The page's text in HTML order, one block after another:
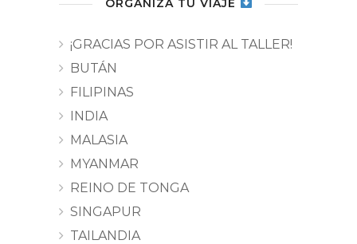
ORGANIZA TU VIAJE
¡GRACIAS POR ASISTIR AL TALLER!
BUTÁN
FILIPINAS
INDIA
MALASIA
MYANMAR
REINO DE TONGA
SINGAPUR
TAILANDIA